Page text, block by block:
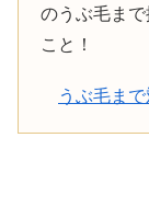
のうぶ毛ま
こと！
うぶ毛ま